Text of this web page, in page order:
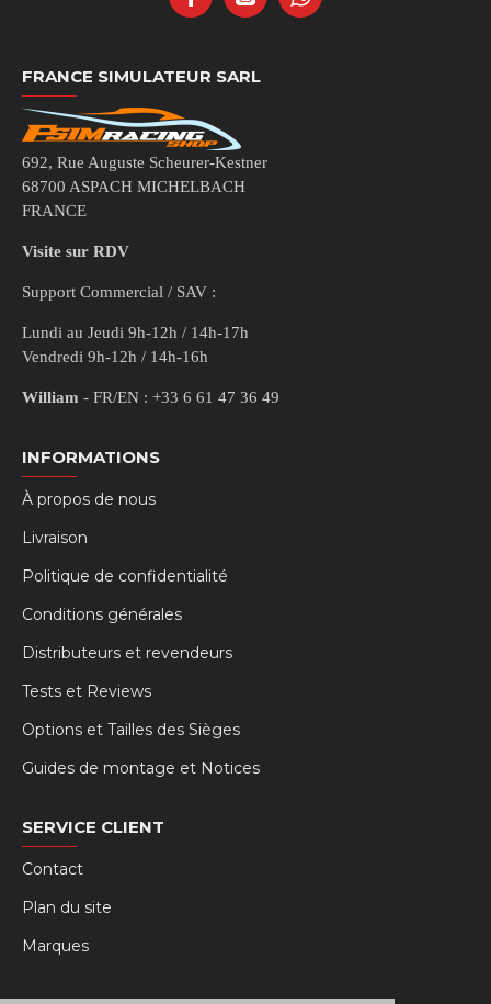
FRANCE SIMULATEUR SARL
692, Rue Auguste Scheurer-Kestner
68700 ASPACH MICHELBACH
FRANCE
Visite sur RDV
Support Commercial / SAV :
Lundi au Jeudi 9h-12h / 14h-17h
Vendredi 9h-12h / 14h-16h
William - FR/EN : +33 6 61 47 36 49
INFORMATIONS
À propos de nous
Livraison
Politique de confidentialité
Conditions générales
Distributeurs et revendeurs
Tests et Reviews
Options et Tailles des Sièges
Guides de montage et Notices
SERVICE CLIENT
Contact
Plan du site
Marques